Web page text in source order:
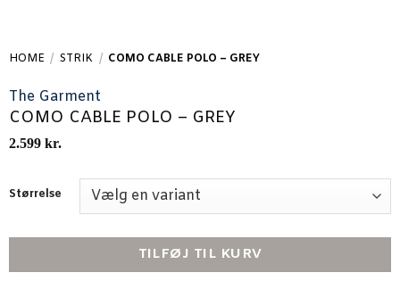
HOME / STRIK / COMO CABLE POLO – GREY
The Garment
COMO CABLE POLO – GREY
2.599 kr.
Størrelse
TILFØJ TIL KURV